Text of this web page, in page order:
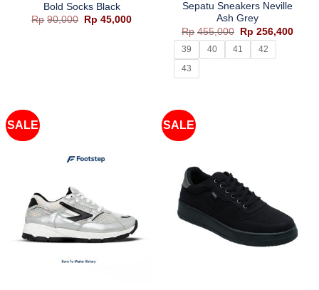
Bold Socks Black
Rp 90,000
Harga
aslinya
Rp 45,000Harga
Rp45,000.
Sepatu Sneakers Neville
Ash Grey
Rp 455,000
Harga
aslinya
adalah:
Rp455,000.
Rp 256,400
39 40 41
42
43
SALE SALE